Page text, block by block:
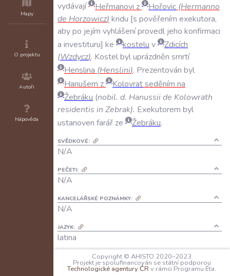
Mapy
O projektu
Autoři
Nápověda
vydávají
Heřmanovi z Hořovic (Hermanno
de Horzowicz) kridu s pověřením exekutora,
abypo jejím vyhlášeníprovedl jeho konfirmaci
a investituru ke kostelu v
Zdicích
(Wzdycz). Kostelbyluprázdněn smrtí
Henslina (Henslini). Prezentován byl
Hanušem z Kolovratseděním na
Žebráku (nobil. d. Hanussiide Kolowrath
residentis in Zebrak). Exekutorem byl
ustanoven farář ze Žebráku.
SVĚDKOVÉ:
N/A
PEČETI:
N/A
KANCELÁŘSKÉ POZNÁMKY:
N/A
JAZYK:
latina
FORMA DOCHOVÁNÍ:
A: N/A
Copyright © AHISTO 2020–2023
Projekt je spolufinancován se státní podporou
Technologické agentury ČR v rámci Programu Éta.